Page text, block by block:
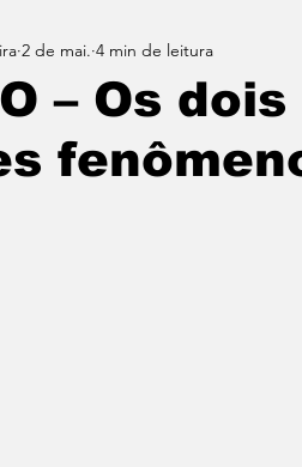
– Os dois
2 de mai. 4 min de leitura